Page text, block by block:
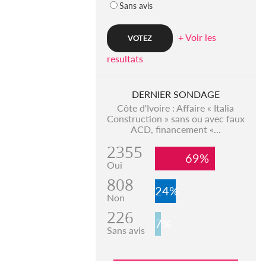
Sans avis
+ Voir les
resultats
DERNIER SONDAGE
Côte d'Ivoire : Affaire « Italia
Construction » sans ou avec faux
ACD, financement «...
2355
Oui 69%
808
Non 24%
226
Sans avis 7%